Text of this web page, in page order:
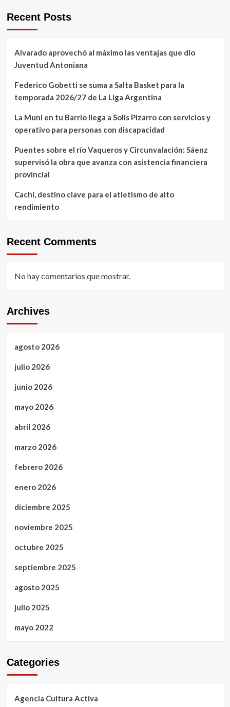
Recent Posts
Alvarado aprovechó al máximo las ventajas que dio
Juventud Antoniana
Federico Gobetti se suma a Salta Basket para la
temporada 2026/27 de La Liga Argentina
La Muni en tu Barrio llega a Solís Pizarro con servicios y
operativo para personas con discapacidad
Puentes sobre el río Vaqueros y Circunvalación: Sáenz
supervisó la obra que avanza con asistencia financiera
provincial
Cachi, destino clave para el atletismo de alto
rendimiento
Recent Comments
No hay comentarios que mostrar.
Archives
agosto 2026
julio 2026
junio 2026
mayo 2026
abril 2026
marzo 2026
febrero 2026
enero 2026
diciembre 2025
noviembre 2025
octubre 2025
septiembre 2025
agosto 2025
julio 2025
mayo 2022
Categories
Agencia Cultura Activa